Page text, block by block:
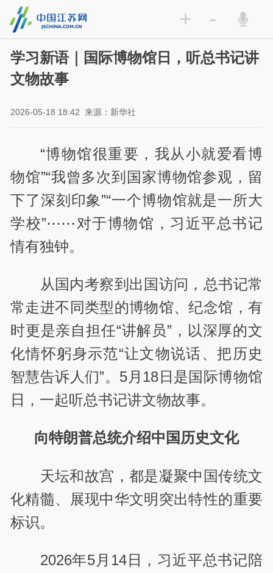
+ -
学习新语｜国际博物馆日，听总书记讲
文物故事
2026-05-18 18:42 来源：新华社
“博物馆很重要，我从小就爱看博
物馆”“我曾多次到国家博物馆参观，留
下了深刻印象”“一个博物馆就是一所大
学校”⋯⋯对于博物馆，习近平总书记
情有独钟。
从国内考察到出国访问，总书记常
常走进不同类型的博物馆、纪念馆，有
时更是亲自担任“讲解员”，以深厚的文
化情怀躬身示范“让文物说话、把历史
智慧告诉人们”。5月18日是国际博物馆
日，一起听总书记讲文物故事。
向特朗普总统介绍中国历史文化
天坛和故宫，都是凝聚中国传统文
化精髓、展现中华文明突出特性的重要
标识。
2026年5月14日，习近平总书记陪